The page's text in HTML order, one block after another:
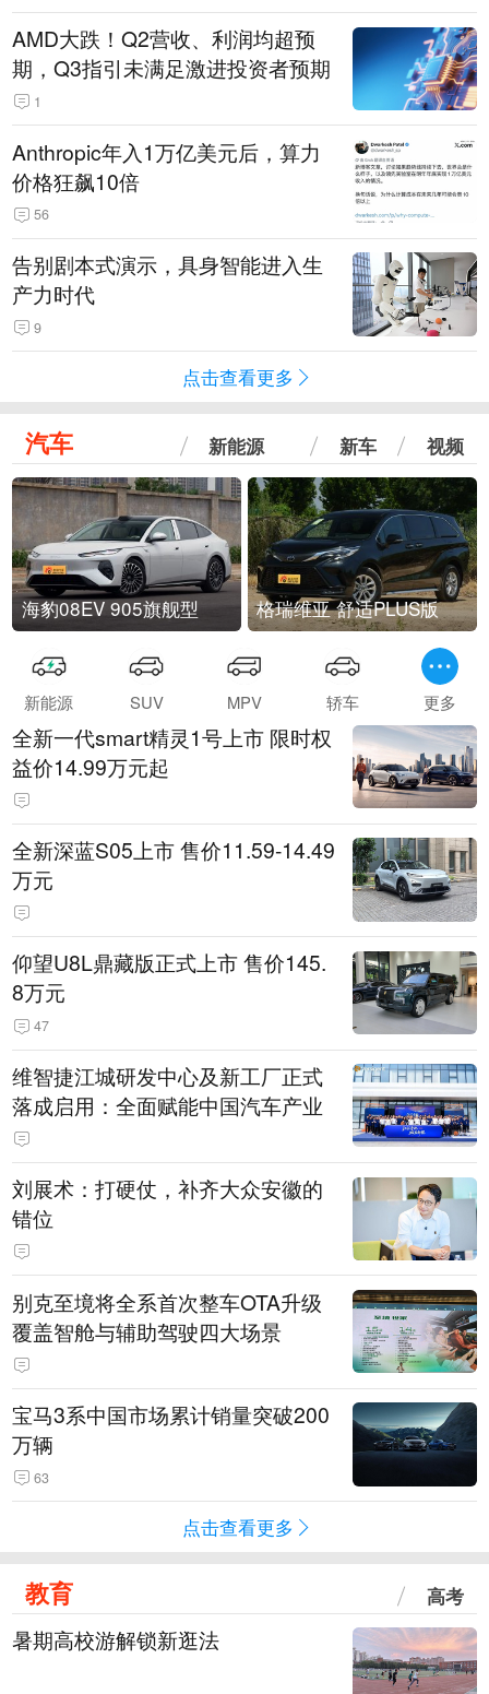
AMD大跌！Q2营收、利润均超预
期，Q3指引未满足激进投资者预期
1
Anthropic年入1万亿美元后，算力
价格狂飙10倍
56
告别剧本式演示，具身智能进入生
产力时代
9
点击查看更多
汽车 新能源 新车 视频
海豹08EV 905旗舰型 格瑞维亚 舒适PLUS版
新能源 SUV MPV 轿车 更多
全新一代smart精灵1号上市 限时权
益价14.99万元起
全新深蓝S05上市 售价11.59-14.49
万元
仰望U8L鼎藏版正式上市 售价145.
8万元
47
维智捷江城研发中心及新工厂正式
落成启用：全面赋能中国汽车产业
刘展术：打硬仗，补齐大众安徽的
错位
别克至境将全系首次整车OTA升级
覆盖智舱与辅助驾驶四大场景
宝马3系中国市场累计销量突破200
万辆
63
点击查看更多
教育 高考
暑期高校游解锁新逛法